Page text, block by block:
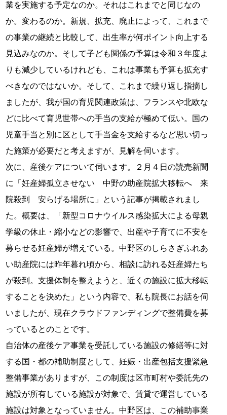
業を実施する予定なのか。それはこれまでと同じなの
か。変わるのか。新規、拡充、廃止によって、これまで
の事業の継続と比較して、出生率が何ポイント向上する
見込みなのか。そして子ども関係の予算は令和３年度よ
りも減少しているけれども、これは事業も予算も拡充す
べきなのではないか。そして、これまで繰り返し指摘し
ましたが、我が国の育児関連政策は、フランスや北欧な
どに比べて育児世帯への手当の支給が極めて低い。国の
児童手当と別に区として手当金を支給するなど思い切っ
た施策が必要だと考えますが、見解を伺います。
次に、産後ケアについて伺います。２月４日の読売新聞
に「妊産婦孤立させない 中野の助産院拡大移転へ 来
院殺到 安らげる場所に」という記事が掲載されまし
た。概要は、「新型コロナウイルス感染拡大による母親
学級の休止・縮小などの影響で、出産や子育てに不安を
募らせる妊産婦が増えている。中野区のしらさぎふれあ
い助産院には昨年暮れ頃から、相談に訪れる妊産婦たち
が殺到。支援体制を整えようと、近くの施設に拡大移転
することを決めた」という内容で、私も院長にお話を伺
いましたが、現在クラウドファンディングで整備費を募
っているとのことです。
自治体の産後ケア事業を受託している施設の修繕等に対
する国・都の補助制度として、妊娠・出産包括支援緊急
整備事業がありますが、この制度は区市町村や委託先の
施設が所有している施設が対象で、賃貸で運営している
施設は対象となっていません。中野区は、この補助事業